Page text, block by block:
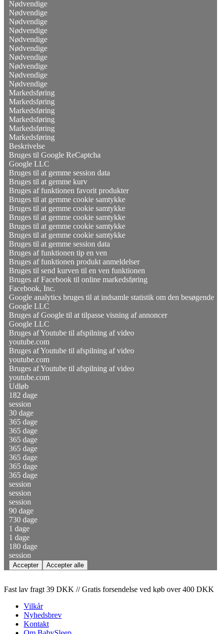
Nødvendige
Nødvendige
Nødvendige
Nødvendige
Nødvendige
Nødvendige
Nødvendige
Nødvendige
Nødvendige
Nødvendige
Markedsføring
Markedsføring
Markedsføring
Markedsføring
Markedsføring
Markedsføring
Beskrivelse
Bruges til Google ReCaptcha
Google LLC
Bruges til at gemme session data
Bruges til at gemme kurv
Bruges af funktionen favorit produkter
Bruges til at gemme cookie samtykke
Bruges til at gemme cookie samtykke
Bruges til at gemme cookie samtykke
Bruges til at gemme cookie samtykke
Bruges til at gemme cookie samtykke
Bruges til at gemme session data
Bruges af funktionen tip en ven
Bruges af funktionen produkt anmeldelser
Bruges til send kurven til en ven funktionen
Bruges af Facebook til online markedsføring
Facebook, Inc.
Google analytics bruges til at indsamle statistik om den besøgende
Google LLC
Bruges af Google til at tilpasse visning af annoncer
Google LLC
Bruges af Youtube til afspilning af video
youtube.com
Bruges af Youtube til afspilning af video
youtube.com
Bruges af Youtube til afspilning af video
youtube.com
Udløb
182 dage
session
30 dage
365 dage
365 dage
365 dage
365 dage
365 dage
365 dage
365 dage
session
session
session
90 dage
730 dage
1 dage
1 dage
180 dage
session
Fast lav fragt 39 DKK // Gratis forsendelse ved køb over 400 DKK
Vilkår
Nyhedsbrev
Kontakt